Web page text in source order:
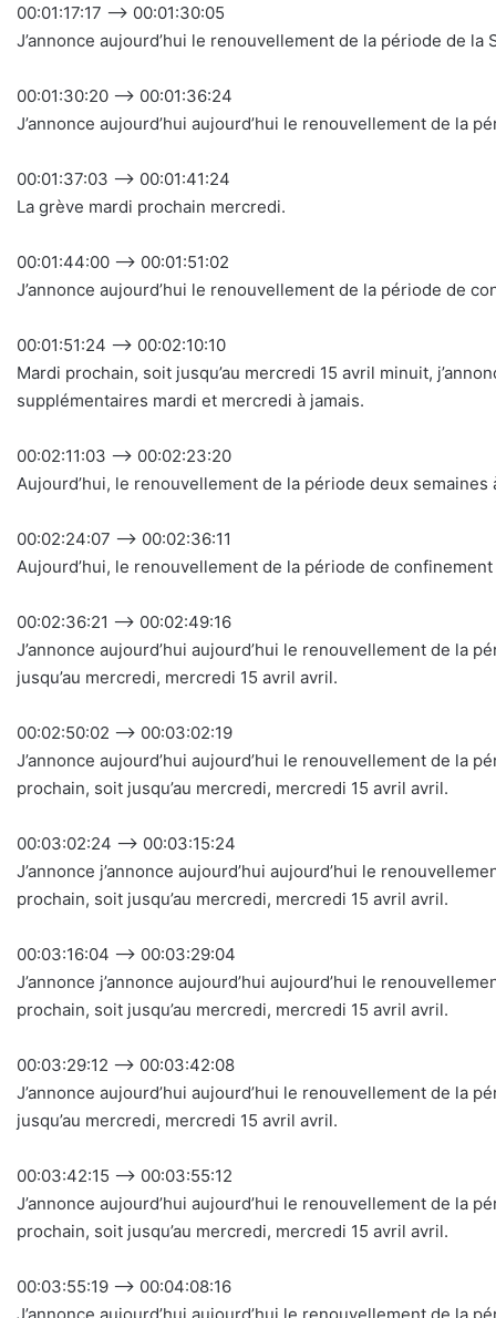
00:01:17:17 –> 00:01:30:05
J’annonce aujourd’hui le renouvellement de la période de
00:01:30:20 –> 00:01:36:24
J’annonce aujourd’hui aujourd’hui le renouvellement de la
00:01:37:03 –> 00:01:41:24
La grève mardi prochain mercredi.
00:01:44:00 –> 00:01:51:02
J’annonce aujourd’hui le renouvellement de la période de
00:01:51:24 –> 00:02:10:10
Mardi prochain, soit jusqu’au mercredi 15 avril minuit,
supplémentaires mardi et mercredi à jamais.
00:02:11:03 –> 00:02:23:20
Aujourd’hui, le renouvellement de la période deux semaines
00:02:24:07 –> 00:02:36:11
Aujourd’hui, le renouvellement de la période de
00:02:36:21 –> 00:02:49:16
J’annonce aujourd’hui aujourd’hui le renouvellement de la
jusqu’au mercredi, mercredi 15 avril avril.
00:02:50:02 –> 00:03:02:19
J’annonce aujourd’hui aujourd’hui le renouvellement de la
prochain, soit jusqu’au mercredi, mercredi 15 avril avril.
00:03:02:24 –> 00:03:15:24
J’annonce j’annonce aujourd’hui aujourd’hui le
prochain, soit jusqu’au mercredi, mercredi 15 avril avril.
00:03:16:04 –> 00:03:29:04
J’annonce j’annonce aujourd’hui aujourd’hui le
prochain, soit jusqu’au mercredi, mercredi 15 avril avril.
00:03:29:12 –> 00:03:42:08
J’annonce aujourd’hui aujourd’hui le renouvellement de la
jusqu’au mercredi, mercredi 15 avril avril.
00:03:42:15 –> 00:03:55:12
J’annonce aujourd’hui aujourd’hui le renouvellement de la
prochain, soit jusqu’au mercredi, mercredi 15 avril avril.
00:03:55:19 –> 00:04:08:16
J’annonce aujourd’hui aujourd’hui le renouvellement de la